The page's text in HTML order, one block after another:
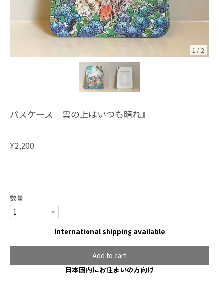
1 / 2
パスケース『雲の上はいつも晴れ』
¥2,200
数量
International shipping available
Add to cart
日本国内にお住まいの方向け